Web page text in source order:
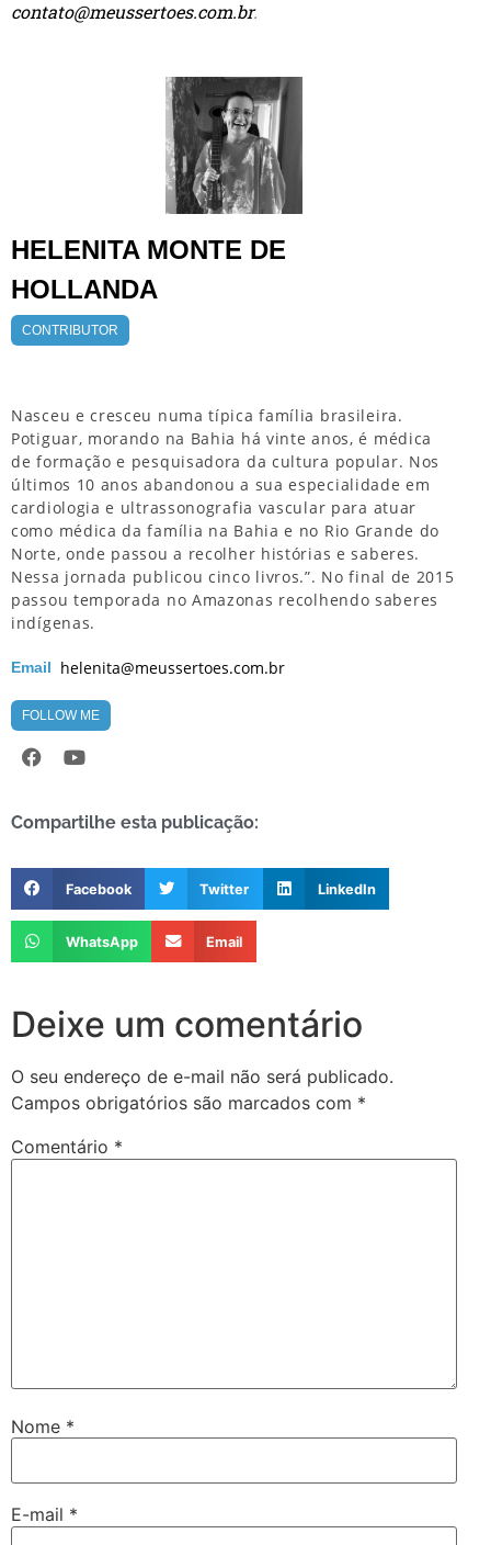
contato@meussertoes.com.br.
HELENITA MONTE DE
HOLLANDA
CONTRIBUTOR
Nasceu e cresceu numa típica família brasileira.
Potiguar, morando na Bahia há vinte anos, é médica
de formação e pesquisadora da cultura popular. Nos
últimos 10 anos abandonou a sua especialidade em
cardiologia e ultrassonografia vascular para atuar
como médica da família na Bahia e no Rio Grande do
Norte, onde passou a recolher histórias e saberes.
Nessa jornada publicou cinco livros.”. No final de 2015
passou temporada no Amazonas recolhendo saberes
indígenas.
Email helenita@meussertoes.com.br
FOLLOW ME
Compartilhe esta publicação:
Facebook Twitter LinkedIn
WhatsApp Email
Deixe um comentário
O seu endereço de e-mail não será publicado.
Campos obrigatórios são marcados com *
Comentário *
Nome *
E-mail *